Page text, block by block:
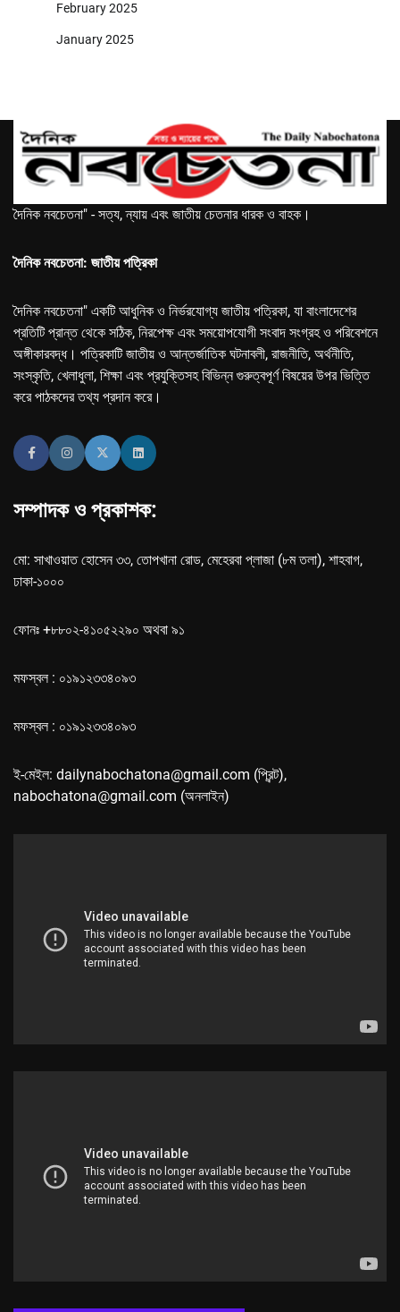
February 2025
January 2025
দৈনিক নবচেতনা" - সত্য, ন্যায় এবং জাতীয় চেতনার ধারক ও বাহক।
দৈনিক নবচেতনা: জাতীয় পত্রিকা
দৈনিক নবচেতনা" একটি আধুনিক ও নির্ভরযোগ্য জাতীয় পত্রিকা, যা বাংলাদেশের
প্রতিটি প্রান্ত থেকে সঠিক, নিরপেক্ষ এবং সময়োপযোগী সংবাদ সংগ্রহ ও পরিবেশনে
অঙ্গীকারবদ্ধ। পত্রিকাটি জাতীয় ও আন্তর্জাতিক ঘটনাবলী, রাজনীতি, অর্থনীতি,
সংস্কৃতি, খেলাধুলা, শিক্ষা এবং প্রযুক্তিসহ বিভিন্ন গুরুত্বপূর্ণ বিষয়ের উপর ভিত্তি
করে পাঠকদের তথ্য প্রদান করে।
সম্পাদক ও প্রকাশক:
মো: সাখাওয়াত হোসেন ৩৩, তোপখানা রোড, মেহেরবা প্লাজা (৮ম তলা), শাহবাগ,
ঢাকা-১০০০
ফোনঃ +৮৮০২-৪১০৫২২৯০ অথবা ৯১
মফস্বল : ০১৯১২৩৩৪০৯৩
মফস্বল : ০১৯১২৩৩৪০৯৩
ই-মেইল: dailynabochatona@gmail.com (প্রিন্ট),
nabochatona@gmail.com (অনলাইন)